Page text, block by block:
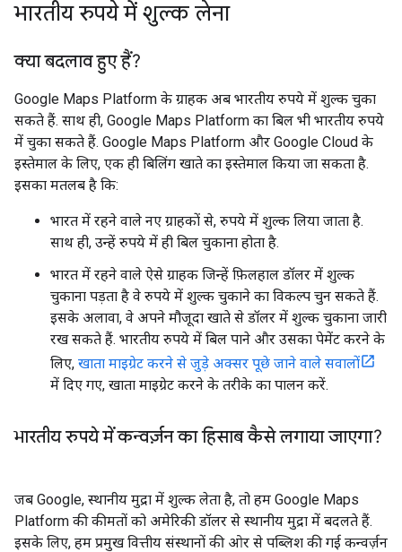
भारतीय रुपये में शुल्क लेना
क्या बदलाव हुए हैं?
Google Maps Platform के ग्राहक अब भारतीय रुपये में शुल्क चुका
सकते हैं. साथ ही, Google Maps Platform का बिल भी भारतीय रुपये
में चुका सकते हैं. Google Maps Platform और Google Cloud के
इस्तेमाल के लिए, एक ही बिलिंग खाते का इस्तेमाल किया जा सकता है.
इसका मतलब है कि:
भारत में रहने वाले नए ग्राहकों से, रुपये में शुल्क लिया जाता है.
साथ ही, उन्हें रुपये में ही बिल चुकाना होता है.
भारत में रहने वाले ऐसे ग्राहक जिन्हें फ़िलहाल डॉलर में शुल्क
चुकाना पड़ता है वे रुपये में शुल्क चुकाने का विकल्प चुन सकते हैं.
इसके अलावा, वे अपने मौजूदा खाते से डॉलर में शुल्क चुकाना जारी
रख सकते हैं. भारतीय रुपये में बिल पाने और उसका पेमेंट करने के
लिए, खाता माइग्रेट करने से जुड़े अक्सर पूछे जाने वाले सवालों
में दिए गए, खाता माइग्रेट करने के तरीके का पालन करें.
भारतीय रुपये में कन्वर्ज़न का हिसाब कैसे लगाया जाएगा?
जब Google, स्थानीय मुद्रा में शुल्क लेता है, तो हम Google Maps
Platform की कीमतों को अमेरिकी डॉलर से स्थानीय मुद्रा में बदलते हैं.
इसके लिए, हम प्रमुख वित्तीय संस्थानों की ओर से पब्लिश की गई कन्वर्ज़न